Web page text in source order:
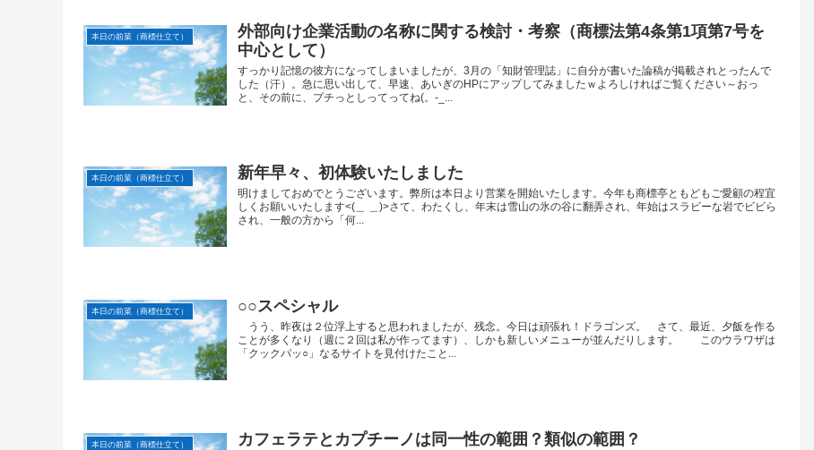
本日の前菜（商標仕立て）
外部向け企業活動の名称に関する検討・考察（商標法第4条第1項第7号を
中心として）
すっかり記憶の彼方になってしまいましたが、3月の「知財管理誌」に自分が書いた論稿が掲載されとったんで
した（汗）。急に思い出して、早速、あいぎのHPにアップしてみましたｗよろしければご覧ください～おっ
と、その前に、プチっとしってってね(。-_...
本日の前菜（商標仕立て） 新年早々、初体験いたしました
明けましておめでとうございます。弊所は本日より営業を開始いたします。今年も商標亭ともどもご愛顧の程宜
しくお願いいたします<(＿ ＿)>さて、わたくし、年末は雪山の氷の谷に翻弄され、年始はスラビーな岩でビビら
され、一般の方から「何...
本日の前菜（商標仕立て） ○○スペシャル
うう、昨夜は２位浮上すると思われましたが、残念。今日は頑張れ！ドラゴンズ。 さて、最近、夕飯を作る
ことが多くなり（週に２回は私が作ってます）、しかも新しいメニューが並んだりします。 このウラワザは
「クックパッ○」なるサイトを見付けたこと...
本日の前菜（商標仕立て） カフェラテとカプチーノは同一性の範囲？類似の範囲？